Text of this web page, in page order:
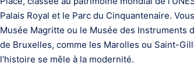
Palais Royal et le Parc du Cinquantenaire.
Musée Magritte ou le Musée des Instruments
de Bruxelles, comme les Marolles ou Saint-
l’histoire se mêle à la modernité.